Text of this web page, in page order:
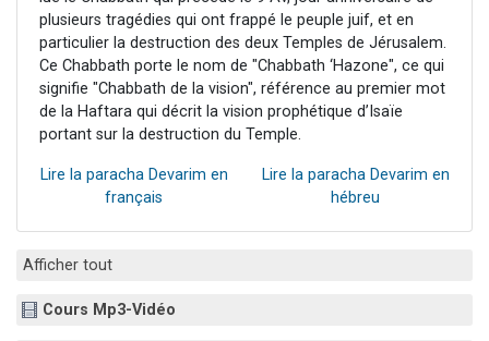
plusieurs tragédies qui ont frappé le peuple juif, et en
particulier la destruction des deux Temples de Jérusalem.
Ce Chabbath porte le nom de "Chabbath ‘Hazone", ce qui
signifie "Chabbath de la vision", référence au premier mot
de la Haftara qui décrit la vision prophétique d’Isaïe
portant sur la destruction du Temple.
Lire la paracha Devarim en
français
Lire la paracha Devarim en
hébreu
Afficher tout
Cours Mp3-Vidéo